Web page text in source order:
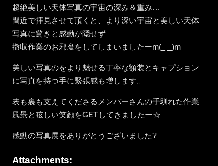
超絶美しい天体写真の宇宙の深み＆重み…
間近で拝見させて頂くと、より深い宇宙と美しい天体
写真に驚きと感動が隠せず
撤収作業のお邪魔をしてしまいましたーm(_ _)m
美しい写真のをより魅せる丁寧な額装とキャプション
に写真を持つ手に緊張感も増します。
表も裏も支えてくださるメンバーさんの手馴れた作業
風景と眩しい笑顔をGETしてきましたー☆
感動の写真展をありがとうございました?
Attachments: